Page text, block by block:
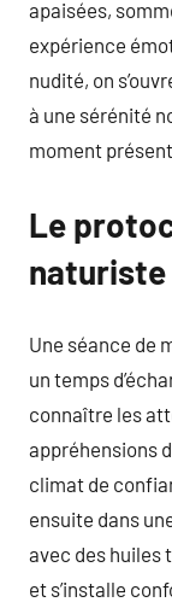
apaisées,
expérience
nudité, on
à une sérénité
moment
Le
naturiste
Une séance de
un temps
connaître les
appréhensions
climat de
ensuite dans
avec des huiles
et s’installe